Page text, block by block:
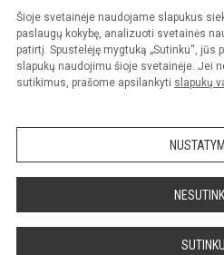
Šioje svetainėje naudojame slapukus
paslaugų kokybę, analizuoti svetainės
patirtį. Spustelėję mygtuką „Sutinku“,
slapukų naudojimu šioje svetainėje. Jei
sutikimus, prašome apsilankyti slapukų
SUTINKU
© 2023. Vilniaus lopšelis-darželis
Kopijuoti turinį be raštiško įstaigos
Prieinamumo paraiška
Sumanus būdas atnaujinti